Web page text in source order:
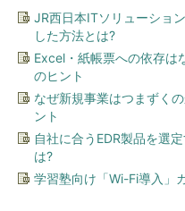
JR西日本ITソリューショ
した方法とは?
Excel・紙帳票への依存は
のヒント
なぜ新規事業はつまずく
ント
自社に合うEDR製品を選
は?
学習塾向け「Wi-Fi導入」